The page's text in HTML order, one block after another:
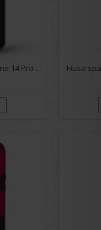
Husa spate pentru iPhone 14 Pro Max - Slide Case Negru